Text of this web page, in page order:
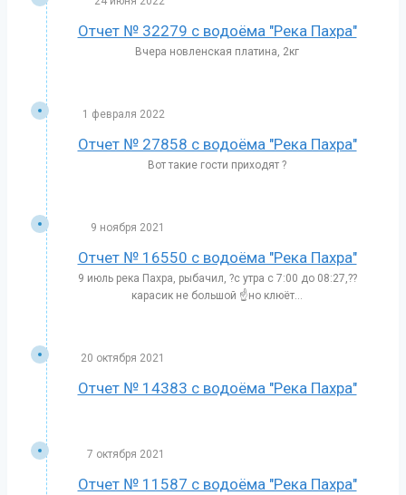
Отчет № 32279 с водоёма "Река Пахра"
Вчера новленская платина, 2кг
1 февраля 2022
Отчет № 27858 с водоёма "Река Пахра"
Вот такие гости приходят ?
9 ноября 2021
Отчет № 16550 с водоёма "Река Пахра"
9 июль река Пахра, рыбачил, ?с утра с 7:00 до 08:27,??
карасик не большой ☝️но клюёт...
20 октября 2021
Отчет № 14383 с водоёма "Река Пахра"
7 октября 2021
Отчет № 11587 с водоёма "Река Пахра"